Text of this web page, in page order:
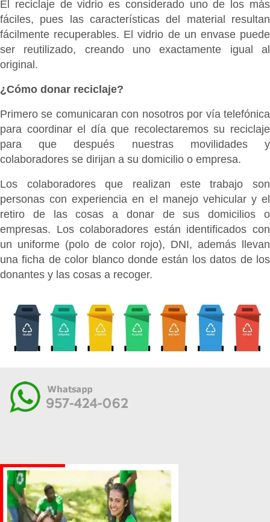
El reciclaje de vidrio es considerado uno de los más
fáciles, pues las características del material resultan
fácilmente recuperables. El vidrio de un envase puede
ser reutilizado, creando uno exactamente igual al
original.
¿Cómo donar reciclaje?
Primero se comunicaran con nosotros por vía telefónica
para coordinar el día que recolectaremos su reciclaje
para que después nuestras movilidades y
colaboradores se dirijan a su domicilio o empresa.
Los colaboradores que realizan este trabajo son
personas con experiencia en el manejo vehicular y el
retiro de las cosas a donar de sus domicilios o
empresas. Los colaboradores están identificados con
un uniforme (polo de color rojo), DNI, además llevan
una ficha de color blanco donde están los datos de los
donantes y las cosas a recoger.